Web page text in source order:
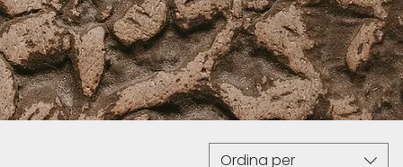
Ordina per